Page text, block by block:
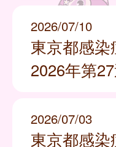
2026/07/10
東京都感染
2026年第
2026/07/03
東京都感染